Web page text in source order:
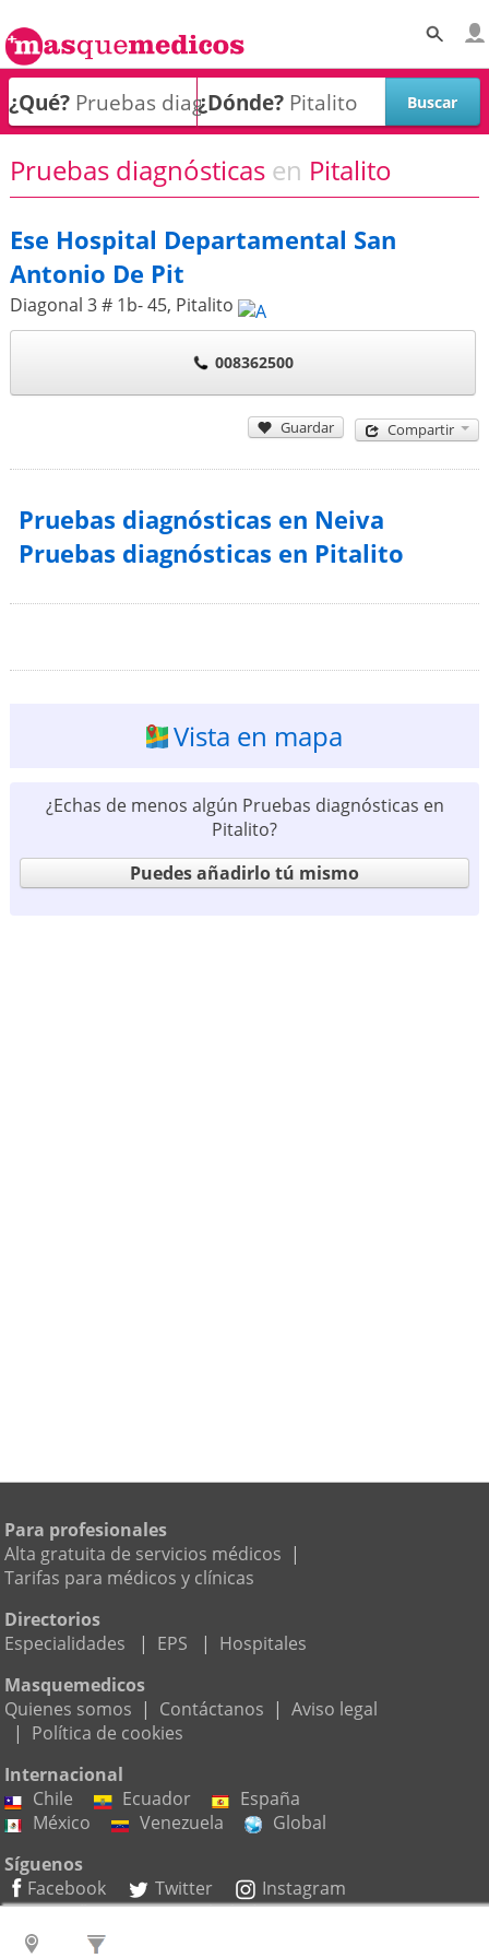
¿Qué? ¿Dónde?
Pruebas diagnósticas en Pitalito
Ese Hospital Departamental San
Antonio De Pit
Diagonal 3 # 1b- 45, Pitalito
008362500
Guardar Compartir
Pruebas diagnósticas en Neiva
Pruebas diagnósticas en Pitalito
Vista en mapa
¿Echas de menos algún Pruebas diagnósticas en
Pitalito?
Puedes añadirlo tú mismo
Para profesionales
Alta gratuita de servicios médicos |
Tarifas para médicos y clínicas
Directorios
Especialidades
| EPS | Hospitales
Masquemedicos
Quienes somos | Contáctanos | Aviso legal
| Política de cookies
Internacional
Chile
Ecuador
España
México
Venezuela
Global
Síguenos
Facebook
Twitter
Instagram
Suscríbete a nuestro boletín